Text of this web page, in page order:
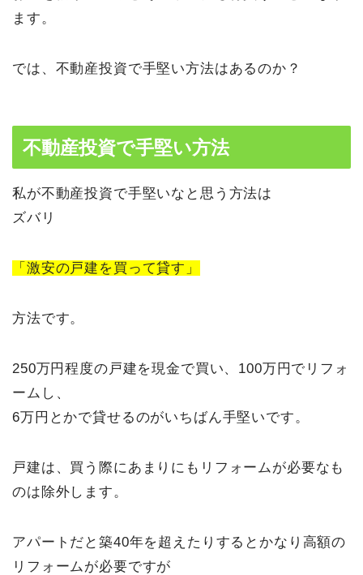
ます。
では、不動産投資で手堅い方法はあるのか？
不動産投資で手堅い方法
私が不動産投資で手堅いなと思う方法は
ズバリ
「激安の戸建を買って貸す」
方法です。
250万円程度の戸建を現金で買い、100万円でリフォ
ームし、
6万円とかで貸せるのがいちばん手堅いです。
戸建は、買う際にあまりにもリフォームが必要なも
のは除外します。
アパートだと築40年を超えたりするとかなり高額の
リフォームが必要ですが